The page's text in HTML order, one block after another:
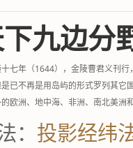
九边分
七年（1644），金陵曹君义刊
已不再是用岛屿的形式罗列其它
欧洲、地中海、非洲、南北美洲
： 投影经纬